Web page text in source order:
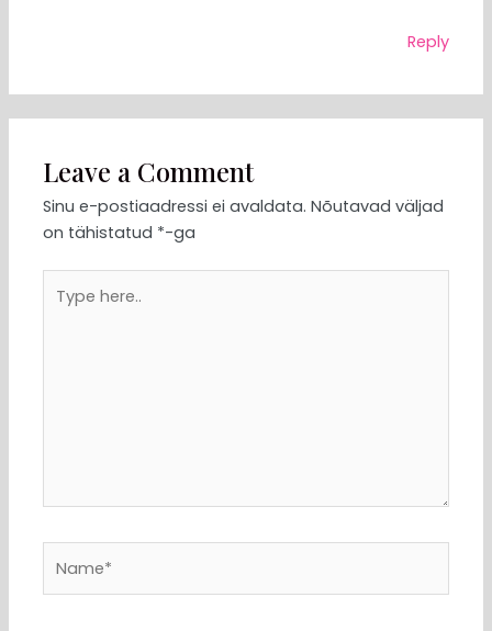
Reply
Leave a Comment
Sinu e-postiaadressi ei avaldata. Nõutavad väljad
on tähistatud *-ga
here..